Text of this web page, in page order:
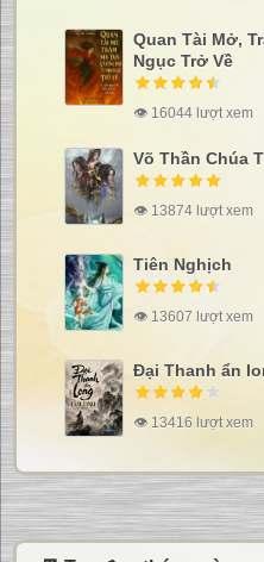
Quan Tài Mở,
Ngục Trở Về
👁 16044 lượt xem
Võ Thần Chúa
👁 13874 lượt xem
Tiên Nghịch
👁 13607 lượt xem
Đại Thanh ẩn
👁 13416 lượt xem